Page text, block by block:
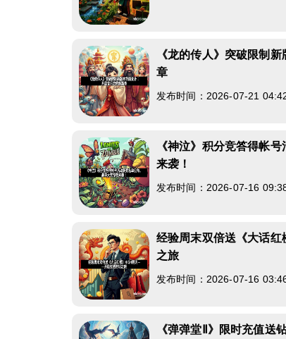
《龙的传人》突破限制
章
发布时间：2026-07-21
《神泣》积分竞答得帐
来袭！
发布时间：2026-07-16
经验周末双倍送《大话
之旅
发布时间：2026-07-16
《弹弹堂Ⅱ》限时充值送